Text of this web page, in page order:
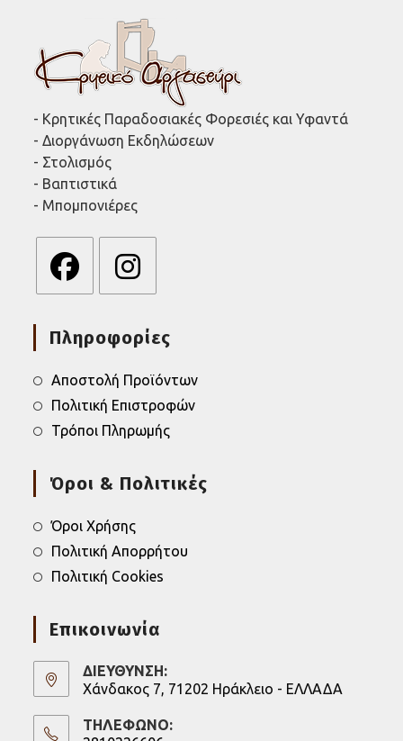
- Κρητικές Παραδοσιακές Φορεσιές και Υφαντά
- Διοργάνωση Εκδηλώσεων
- Στολισμός
- Βαπτιστικά
- Μπομπονιέρες
in
tab
a
tab
Πληροφορίες
Αποστολή Προϊόντων
Πολιτική Επιστροφών
Τρόποι Πληρωμής
Όροι & Πολιτικές
Όροι Χρήσης
Πολιτική Απορρήτου
Πολιτική Cookies
Επικοινωνία
ΔΙΕΥΘΥΝΣΗ:
Χάνδακος 7, 71202 Ηράκλειο - ΕΛΛΑΔΑ
ΤΗΛΕΦΩΝΟ: